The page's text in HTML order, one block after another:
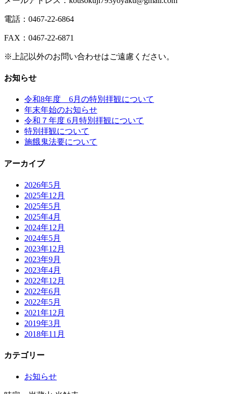
電話：0467-22-6864
FAX：0467-22-6871
※上記以外のお問い合わせはご遠慮ください。
お知らせ
令和8年度 6月の特別拝観について
年末年始のお知らせ
令和７年度 6月特別拝観について
特別拝観について
施餓鬼法要について
アーカイブ
2026年5月
2025年12月
2025年5月
2025年4月
2024年12月
2024年5月
2023年12月
2023年9月
2023年4月
2022年12月
2022年6月
2022年5月
2021年12月
2019年3月
2018年11月
カテゴリー
お知らせ